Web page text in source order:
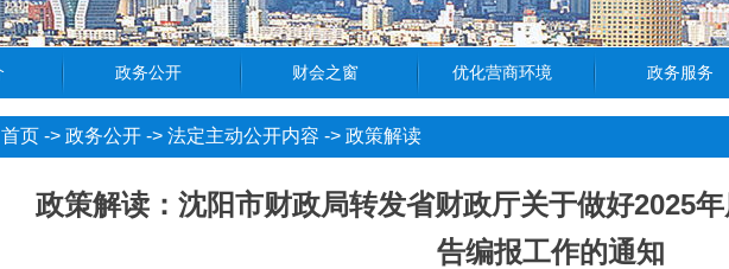
首页 -> 政务公开 -> 法定主动公开内容 -> 政策解读
政策解读：沈阳市财政局转发省财政厅关于做好2025
告编报工作的通知